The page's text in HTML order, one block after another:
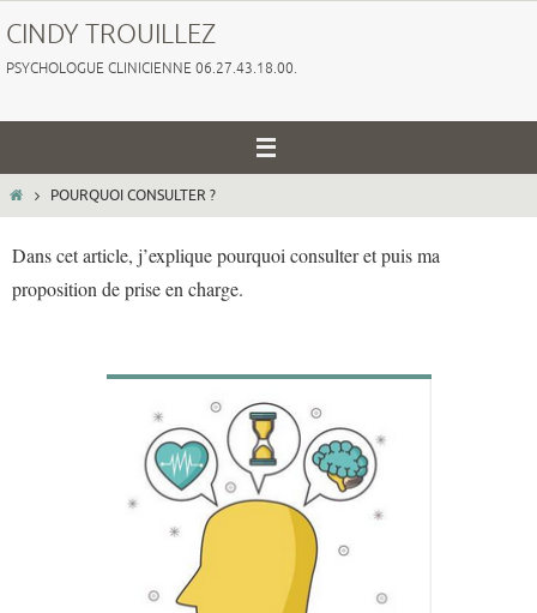
vers
le
CINDY TROUILLEZ
PSYCHOLOGUE CLINICIENNE 06.27.43.18.00.
HOMEPOURQUOI CONSULTER ?
Dans cet article, j’explique pourquoi consulter et puis ma
proposition de prise en charge.